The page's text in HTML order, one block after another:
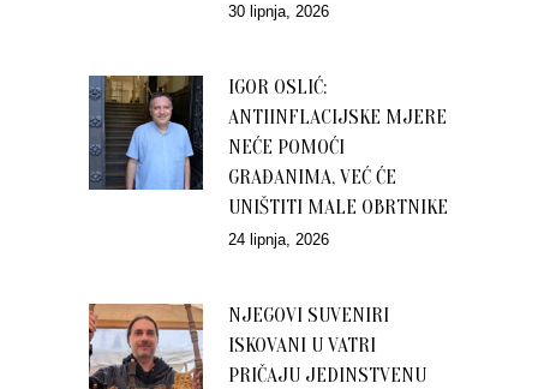
30 lipnja, 2026
IGOR OSLIĆ:
ANTIINFLACIJSKE MJERE
NEĆE POMOĆI
GRAĐANIMA, VEĆ ĆE
UNIŠTITI MALE OBRTNIKE
24 lipnja, 2026
NJEGOVI SUVENIRI
ISKOVANI U VATRI
PRIČAJU JEDINSTVENU